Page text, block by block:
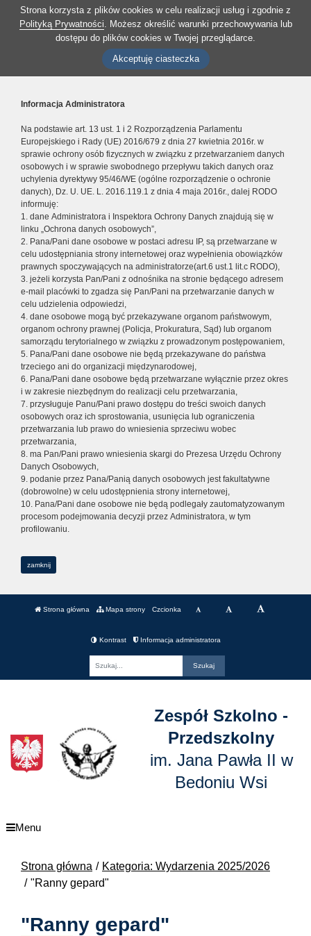
Strona korzysta z plików cookies w celu realizacji usług i zgodnie z
Polityką Prywatności. Możesz określić warunki przechowywania lub
dostępu do plików cookies w Twojej przeglądarce.
Akceptuję ciasteczka
Informacja Administratora
Na podstawie art. 13 ust. 1 i 2 Rozporządzenia Parlamentu
Europejskiego i Rady (UE) 2016/679 z dnia 27 kwietnia 2016r. w
sprawie ochrony osób fizycznych w związku z przetwarzaniem danych
osobowych i w sprawie swobodnego przepływu takich danych oraz
uchylenia dyrektywy 95/46/WE (ogólne rozporządzenie o ochronie
danych), Dz. U. UE. L. 2016.119.1 z dnia 4 maja 2016r., dalej RODO
informuję:
1. dane Administratora i Inspektora Ochrony Danych znajdują się w
linku „Ochrona danych osobowych”,
2. Pana/Pani dane osobowe w postaci adresu IP, są przetwarzane w
celu udostępniania strony internetowej oraz wypełnienia obowiązków
prawnych spoczywających na administratorze(art.6 ust.1 lit.c RODO),
3. jeżeli korzysta Pan/Pani z odnośnika na stronie będącego adresem
e-mail placówki to zgadza się Pan/Pani na przetwarzanie danych w
celu udzielenia odpowiedzi,
4. dane osobowe mogą być przekazywane organom państwowym,
organom ochrony prawnej (Policja, Prokuratura, Sąd) lub organom
samorządu terytorialnego w związku z prowadzonym postępowaniem,
5. Pana/Pani dane osobowe nie będą przekazywane do państwa
trzeciego ani do organizacji międzynarodowej,
6. Pana/Pani dane osobowe będą przetwarzane wyłącznie przez okres
i w zakresie niezbędnym do realizacji celu przetwarzania,
7. przysługuje Panu/Pani prawo dostępu do treści swoich danych
osobowych oraz ich sprostowania, usunięcia lub ograniczenia
przetwarzania lub prawo do wniesienia sprzeciwu wobec
przetwarzania,
8. ma Pan/Pani prawo wniesienia skargi do Prezesa Urzędu Ochrony
Danych Osobowych,
9. podanie przez Pana/Panią danych osobowych jest fakultatywne
(dobrowolne) w celu udostępnienia strony internetowej,
10. Pana/Pani dane osobowe nie będą podlegały zautomatyzowanym
procesom podejmowania decyzji przez Administratora, w tym
profilowaniu.
zamknij
Strona główna Mapa strony Czcionka
Kontrast Informacja administratora
Zespół Szkolno -
Przedszkolny
im. Jana Pawła II w
Bedoniu Wsi
Menu
Strona główna
Kategoria: Wydarzenia 2025/2026
"Ranny gepard"
"Ranny gepard"